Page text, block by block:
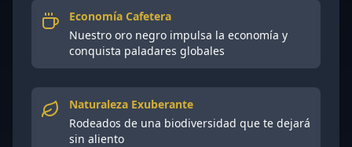
Economía Cafetera
Nuestro oro negro impulsa la economía y
conquista paladares globales
Naturaleza Exuberante
Rodeados de una biodiversidad que te dejará
sin aliento